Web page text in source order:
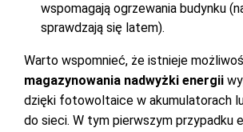
wspomagają ogrzewania budynku
sprawdzają się latem).
Warto wspomnieć, że istnieje
magazynowania nadwyżki energii
dzięki fotowoltaice w akumulatorach
do sieci. W tym pierwszym przypadku